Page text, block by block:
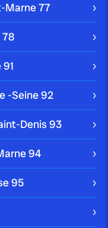
chez le chat :
Le Dref
féline :
Marne77
78
91
-Seine92
Denis93
94
95